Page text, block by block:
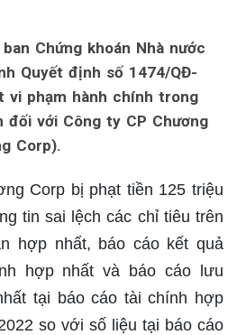
Chứng khoán Nhà nước
Quyết định số 1474/QĐ-
vi phạm hành chính trong
đối với Công ty CP Chương
Corp).
Corp bị phạt tiền 125 triệu
tin sai lệch các chỉ tiêu trên
hợp nhất, báo cáo kết quả
hợp nhất và báo cáo lưu
tại báo cáo tài chính hợp
so với số liệu tại báo cáo